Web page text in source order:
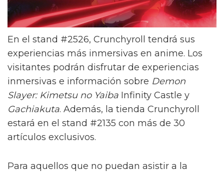
En el stand #2526, Crunchyroll tendrá sus
experiencias más inmersivas en anime. Los
visitantes podrán disfrutar de experiencias
inmersivas e información sobre Demon
Slayer: Kimetsu no Yaiba Infinity Castle y
Gachiakuta. Además, la tienda Crunchyroll
estará en el stand #2135 con más de 30
artículos exclusivos.
Para aquellos que no puedan asistir a la